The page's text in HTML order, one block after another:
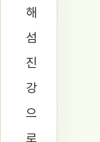
해
섬
진
강
으
로